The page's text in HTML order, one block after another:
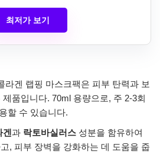
최저가 보기
라겐 랩핑 마스크팩은 피부 탄력과 보
품입니다. 70ml 용량으로, 주 2-3회
할 수 있습니다.
겐과 락토바실러스 성분을 함유하여
, 피부 장벽을 강화하는 데 도움을 줍